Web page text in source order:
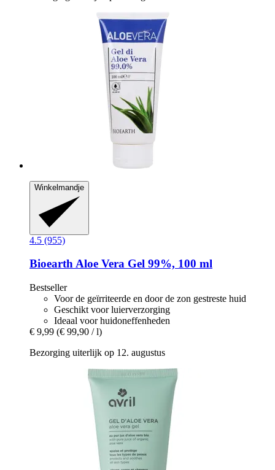
Winkelmandje
4.5 (955)
BioearthAloe Vera Gel 99%, 100 ml
Bestseller
Voor de geïrriteerde en door de zon gestreste huid
Geschikt voor luierverzorging
Ideaal voor huidoneffenheden
€ 9,99 (€ 99,90 / l)
Bezorging uiterlijk op 12. augustus